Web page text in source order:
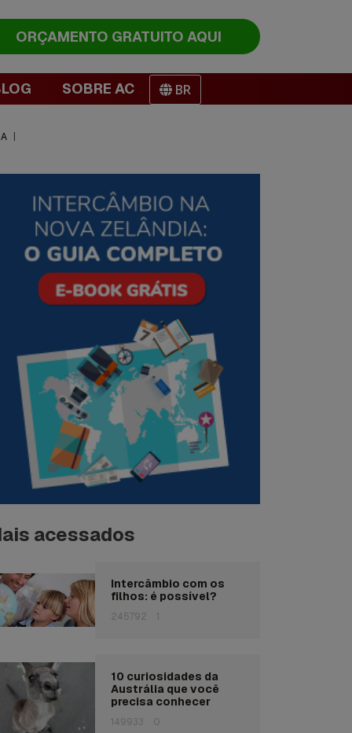
ORÇAMENTO GRATUITO AQUI
SOBRE AC BR
acessados
Intercâmbio com os
filhos: é possível?
245792 1
10 curiosidades da
Austrália que você
precisa conhecer
149933 0